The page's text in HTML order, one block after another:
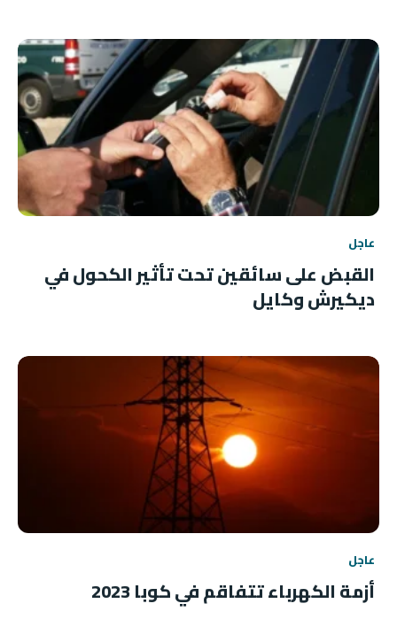
عاجل
القبض على سائقين تحت تأثير الكحول في
ديكيرش وكايل
عاجل
أزمة الكهرباء تتفاقم في كوبا 2023